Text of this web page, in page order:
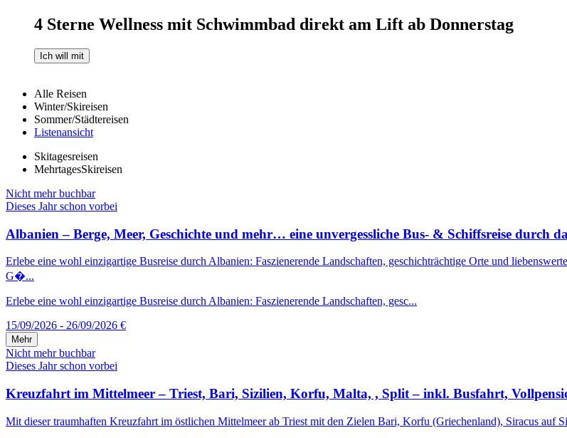
4 Sterne Wellness mit Schwimmbad direkt am Lift ab Donnerstag
Ich will mit
Alle Reisen
Winter/Skireisen
Sommer/Städtereisen
Listenansicht
Skitagesreisen
MehrtagesSkireisen
Nicht mehr buchbar
Dieses Jahr schon vorbei
Albanien – Berge, Meer, Geschichte und mehr… eine unvergessliche Bus- & Schiffsreise durch
Erlebe eine wohl einzigartige Busreise durch Albanien: Faszienerende Landschaften, geschichträchtige Orte und
G�...
Erlebe eine wohl einzigartige Busreise durch Albanien: Faszienerende Landschaften, gesc...
15/09/2026 - 26/09/2026 €
Mehr
Nicht mehr buchbar
Dieses Jahr schon vorbei
Kreuzfahrt im Mittelmeer – Triest, Bari, Sizilien, Korfu, Malta, , Split – inkl. Busfahrt,
Mit dieser traumhaften Kreuzfahrt im östlichen Mittelmeer ab Triest mit den Zielen Bari, Korfu (Griechenland), Siracus